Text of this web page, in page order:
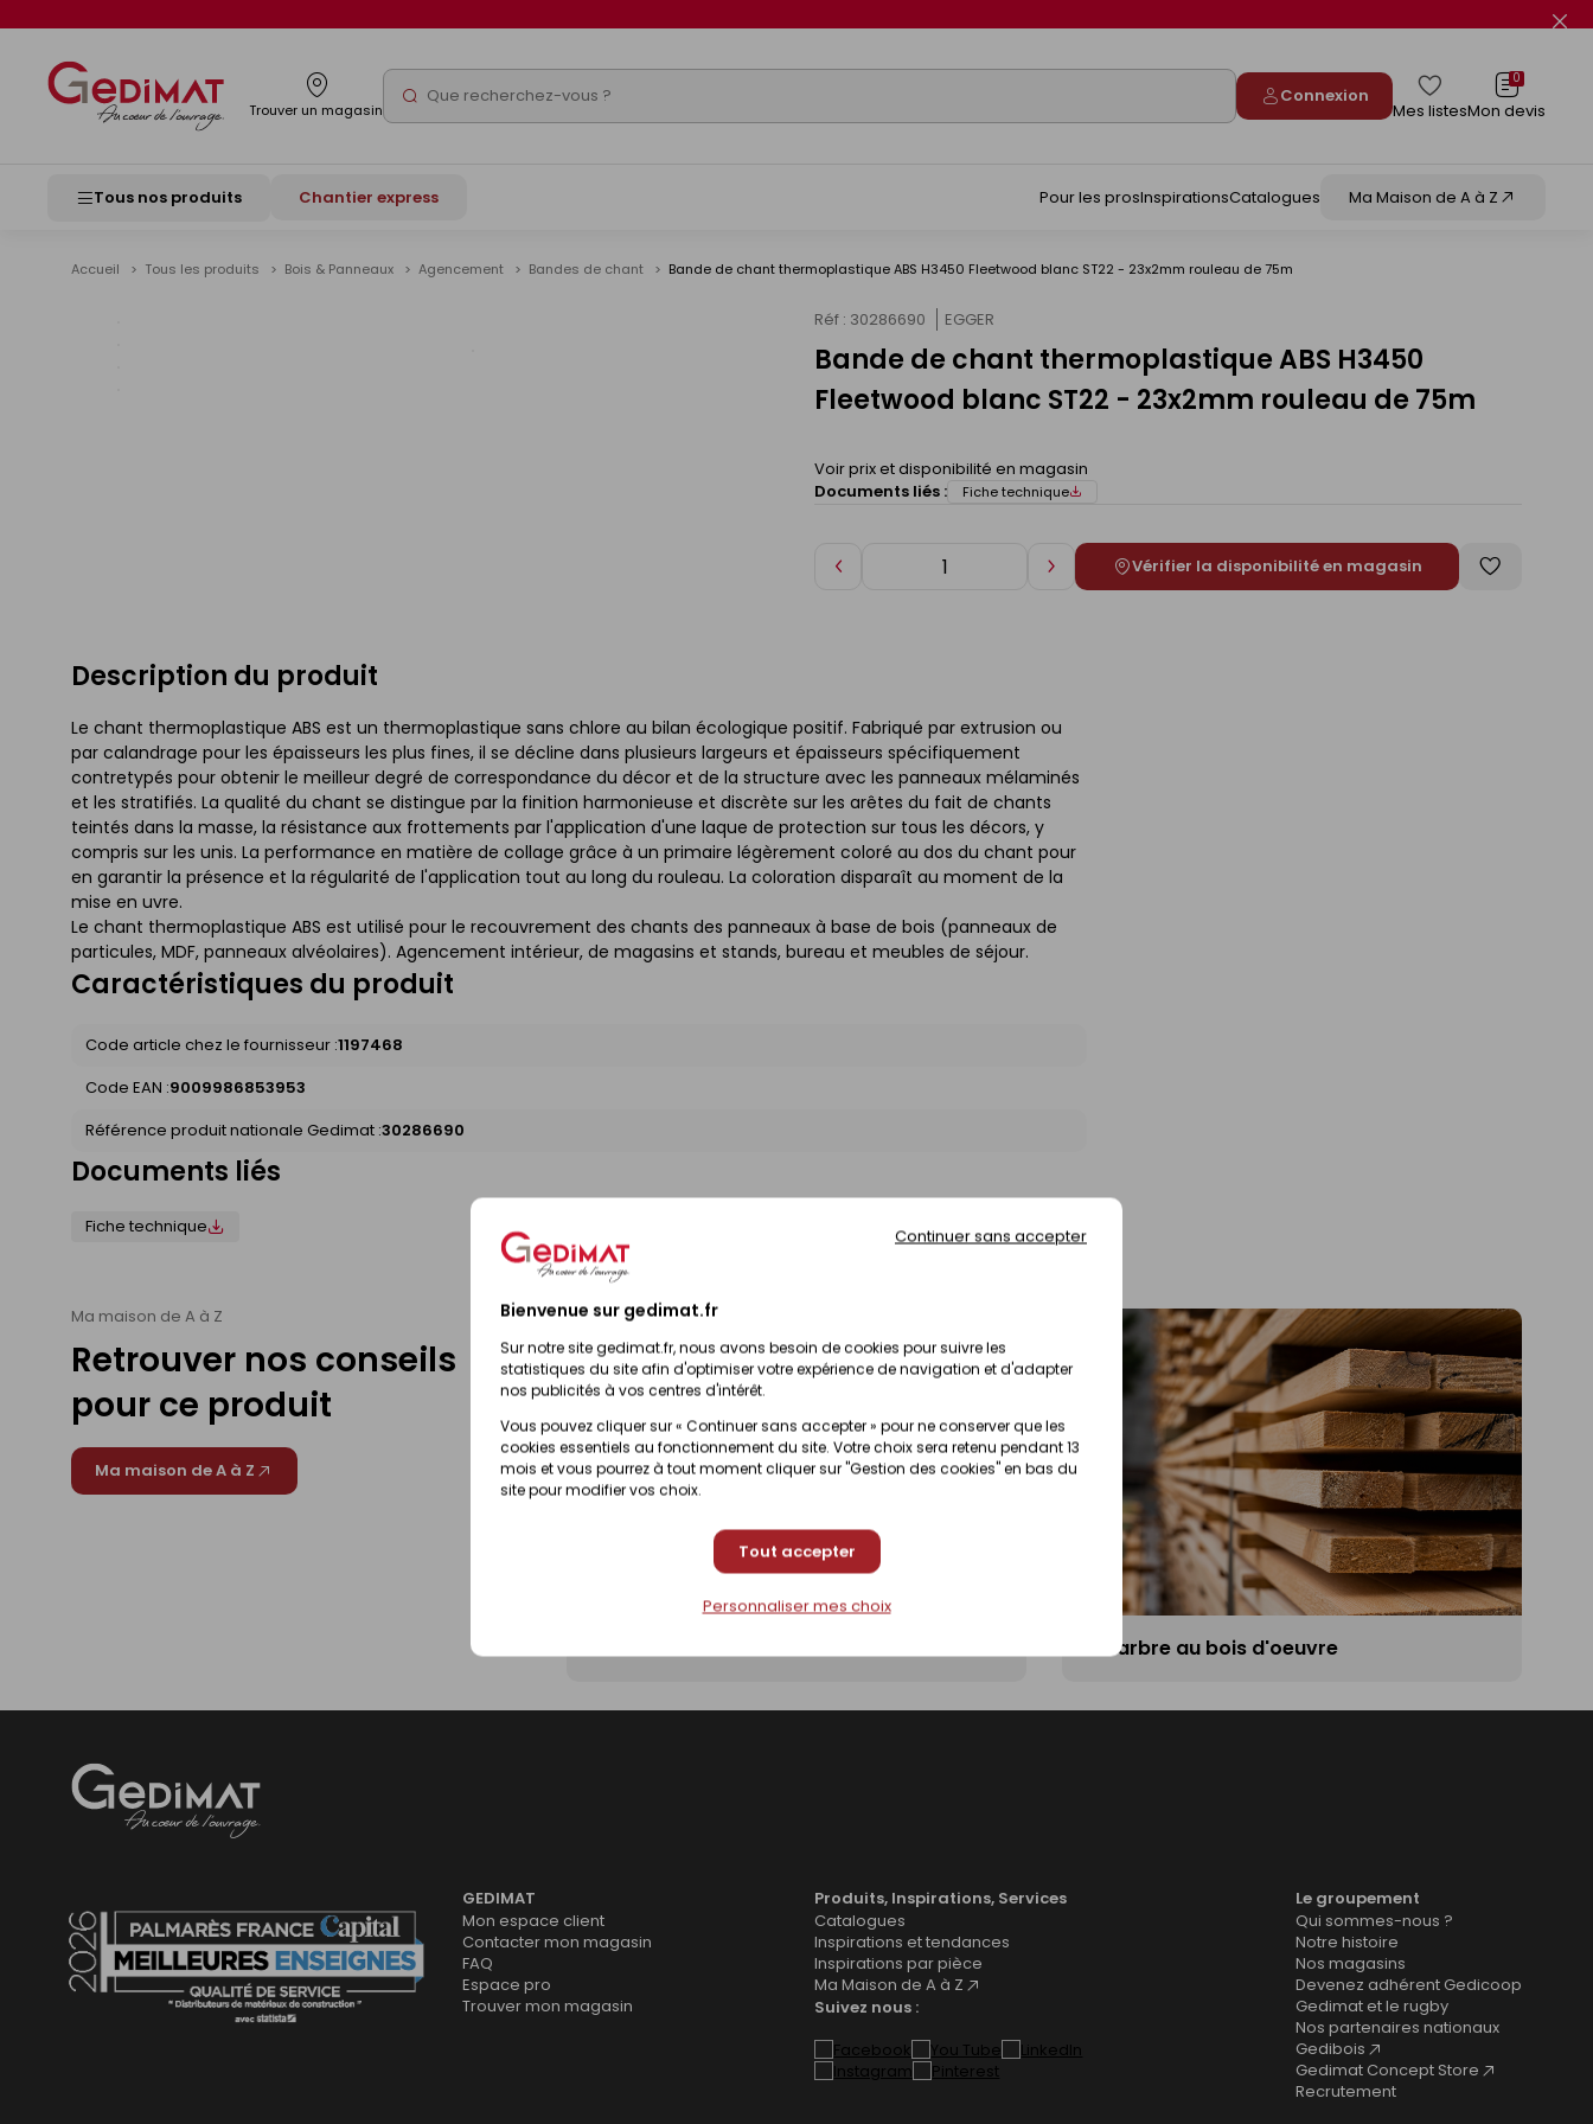
Bienvenue sur gedimat.fr
Sur notre site gedimat.fr, nous avons besoin de cookies pour suivre les
statistiques du site afin d'optimiser votre expérience de navigation et d'adapter
nos publicités à vos centres d'intérêt.
Vous pouvez cliquer sur « Continuer sans accepter » pour ne conserver que les
cookies essentiels au fonctionnement du site. Votre choix sera retenu pendant 13
mois et vous pourrez à tout moment cliquer sur "Gestion des cookies" en bas du
site pour modifier vos choix.
Tout accepter
Continuer sans accepter
Personnaliser mes choix
Trouver un magasin Rechercher Connexion
Mes listes
0
Mon devis
Tous nos produits Chantier express Pour les prosInspirationsCatalogues Ma Maison de A à Z
Accueil Tous les produits Bois & Panneaux Agencement Bandes de chant Bande de chant thermoplastique ABS H3450 Fleetwood blanc ST22 - 23x2mm rouleau de 75m
Réf : 30286690 EGGER
Bande de chant thermoplastique ABS H3450
Fleetwood blanc ST22 - 23x2mm rouleau de 75m
Voir prix et disponibilité en magasin
Documents liés :
Fiche technique
Diminuer AugmenterVérifier la disponibilité en magasin
Enregistrer
Description du produit
Le chant thermoplastique ABS est un thermoplastique sans chlore au bilan écologique positif. Fabriqué par extrusion ou
par calandrage pour les épaisseurs les plus fines, il se décline dans plusieurs largeurs et épaisseurs spécifiquement
contretypés pour obtenir le meilleur degré de correspondance du décor et de la structure avec les panneaux mélaminés
et les stratifiés. La qualité du chant se distingue par la finition harmonieuse et discrète sur les arêtes du fait de chants
teintés dans la masse, la résistance aux frottements par l'application d'une laque de protection sur tous les décors, y
compris sur les unis. La performance en matière de collage grâce à un primaire légèrement coloré au dos du chant pour
en garantir la présence et la régularité de l'application tout au long du rouleau. La coloration disparaît au moment de la
mise en uvre.
Le chant thermoplastique ABS est utilisé pour le recouvrement des chants des panneaux à base de bois (panneaux de
particules, MDF, panneaux alvéolaires). Agencement intérieur, de magasins et stands, bureau et meubles de séjour.
Caractéristiques du produit
Code article chez le fournisseur :1197468
Code EAN :9009986853953
Référence produit nationale Gedimat :30286690
Documents liés
Fiche technique
Ma maison de A à Z
Retrouver nos conseils
pour ce produit
Ma maison de A à Z
De l'arbre au bois d'oeuvre
GEDIMAT
Mon espace client
Contacter mon magasin
FAQ
Espace pro
Trouver mon magasin
Produits, Inspirations, Services
Catalogues
Inspirations et tendances
Inspirations par pièce
Ma Maison de A à Z
Suivez nous :
Le groupement
Qui sommes-nous ?
Notre histoire
Nos magasins
Devenez adhérent Gedicoop
Gedimat et le rugby
Nos partenaires nationaux
Gedibois
Gedimat Concept Store
Recrutement